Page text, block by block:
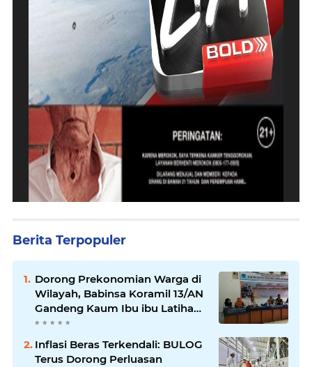
Berita Terpopuler
Dorong Prekonomian Warga di
Wilayah, Babinsa Koramil 13/AN
Gandeng Kaum Ibu ibu Latihan
Jahit Menjahit
Inflasi Beras Terkendali: BULOG
Terus Dorong Perluasan